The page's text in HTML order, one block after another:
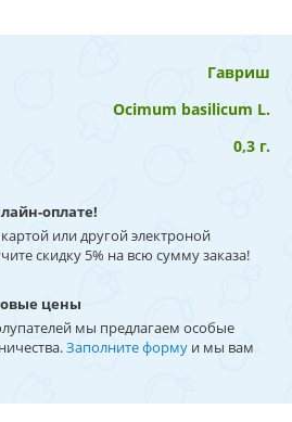
Гавриш
Ocimum basilicum L.
0,3 г.
оплате!
или другой электроной
скидку 5% на всю сумму заказа!
цены
мы предлагаем особые
Заполните форму и мы вам